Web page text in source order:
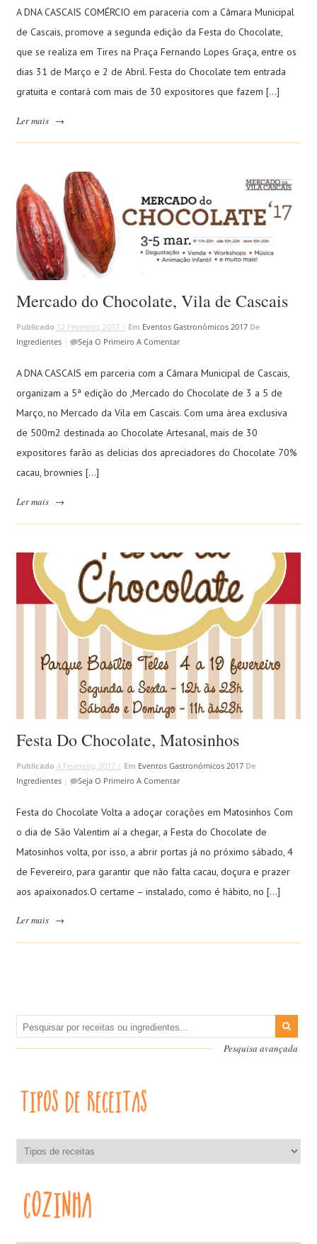
A DNA CASCAIS COMÉRCIO em paraceria com a Câmara Municipal
de Cascais, promove a segunda edição da Festa do Chocolate,
que se realiza em Tires na Praça Fernando Lopes Graça, entre os
dias 31 de Março e 2 de Abril. Festa do Chocolate tem entrada
gratuita e contará com mais de 30 expositores que fazem […]
Ler mais →
Mercado do Chocolate, Vila de Cascais
Publicado 12 Fevereiro, 2017 | Em Eventos Gastronómicos 2017 De
Ingredientes| Seja O Primeiro A Comentar
A DNA CASCAIS em parceria com a Câmara Municipal de Cascais,
organizam a 5ª edição do ,Mercado do Chocolate de 3 a 5 de
Março, no Mercado da Vila em Cascais. Com uma área exclusiva
de 500m2 destinada ao Chocolate Artesanal, mais de 30
expositores farão as delicias dos apreciadores do Chocolate 70%
cacau, brownies […]
Ler mais →
Festa Do Chocolate, Matosinhos
Publicado 4 Fevereiro, 2017 | Em Eventos Gastronómicos 2017 De
Ingredientes| Seja O Primeiro A Comentar
Festa do Chocolate Volta a adoçar corações em Matosinhos Com
o dia de São Valentim aí a chegar, a Festa do Chocolate de
Matosinhos volta, por isso, a abrir portas já no próximo sábado, 4
de Fevereiro, para garantir que não falta cacau, doçura e prazer
aos apaixonados.O certame – instalado, como é hábito, no […]
Ler mais →
Pesquisa avançada